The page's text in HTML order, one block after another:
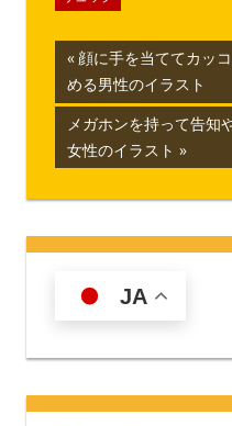
投
稿
ナ
ビ
ゲ
シ
ョ
ン
前
の
記
事:
顔に手を当ててカッ
める男性のイラスト
次
の
記
事:
メガホンを持って告知
女性のイラスト
JA